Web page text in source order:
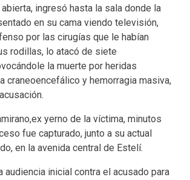
ingresó hasta la sala donde la
en su cama viendo televisión,
por las cirugías que le habían
rodillas, lo atacó de siete
la muerte por heridas
craneoencefálico y hemorragia masiva,
yerno de la víctima, minutos
fue capturado, junto a su actual
en la avenida central de Estelí.
audiencia inicial contra el acusado para